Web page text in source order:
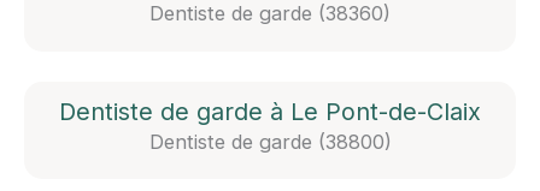
Dentiste de garde (38360)
Dentiste de garde à Le Pont-de-Claix
Dentiste de garde (38800)